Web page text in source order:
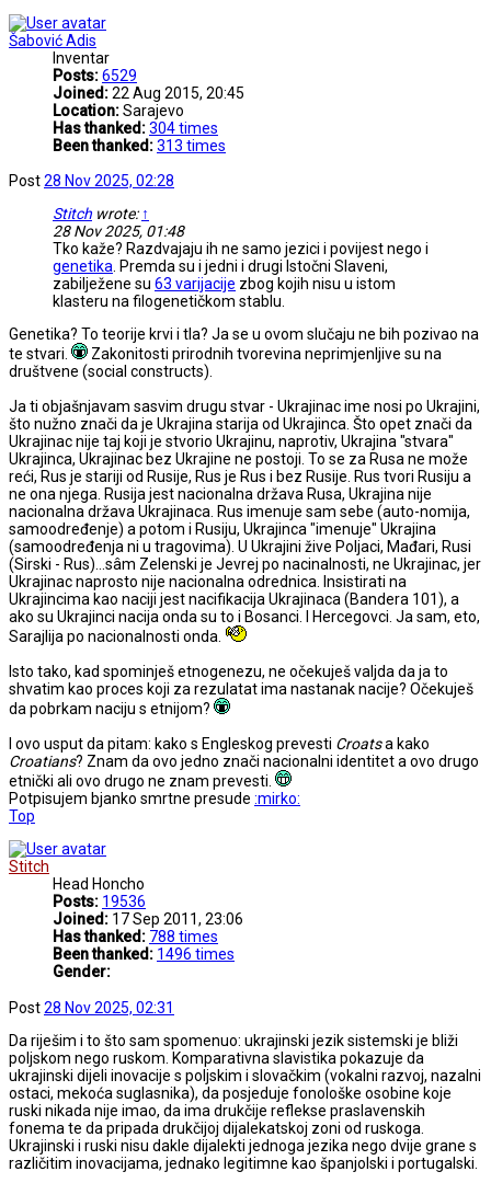
Šabović Adis
Inventar
Posts:6529
Joined:22 Aug 2015, 20:45
Location:Sarajevo
Has thanked:304 times
Been thanked:313 times
Post28 Nov 2025, 02:28
Stitch wrote: ↑
28 Nov 2025, 01:48
Tko kaže? Razdvajaju ih ne samo jezici i povijest nego i
genetika. Premda su i jedni i drugi Istočni Slaveni,
zabilježene su 63 varijacije zbog kojih nisu u istom
klasteru na filogenetičkom stablu.
Genetika? To teorije krvi i tla? Ja se u ovom slučaju ne bih pozivao na
te stvari.
Zakonitosti prirodnih tvorevina neprimjenljive su na
društvene (social constructs).
Ja ti objašnjavam sasvim drugu stvar - Ukrajinac ime nosi po Ukrajini,
što nužno znači da je Ukrajina starija od Ukrajinca. Što opet znači da
Ukrajinac nije taj koji je stvorio Ukrajinu, naprotiv, Ukrajina "stvara"
Ukrajinca, Ukrajinac bez Ukrajine ne postoji. To se za Rusa ne može
reći, Rus je stariji od Rusije, Rus je Rus i bez Rusije. Rus tvori Rusiju a
ne ona njega. Rusija jest nacionalna država Rusa, Ukrajina nije
nacionalna država Ukrajinaca. Rus imenuje sam sebe (auto-nomija,
samoodređenje) a potom i Rusiju, Ukrajinca "imenuje" Ukrajina
(samoodređenja ni u tragovima). U Ukrajini žive Poljaci, Mađari, Rusi
(Sirski - Rus)...sâm Zelenski je Jevrej po nacinalnosti, ne Ukrajinac, jer
Ukrajinac naprosto nije nacionalna odrednica. Insistirati na
Ukrajincima kao naciji jest nacifikacija Ukrajinaca (Bandera 101), a
ako su Ukrajinci nacija onda su to i Bosanci. I Hercegovci. Ja sam, eto,
Sarajlija po nacionalnosti onda.
Isto tako, kad spominješ etnogenezu, ne očekuješ valjda da ja to
shvatim kao proces koji za rezulatat ima nastanak nacije? Očekuješ
da pobrkam naciju s etnijom?
I ovo usput da pitam: kako s Engleskog prevesti Croatsa kako
Croatians? Znam da ovo jedno znači nacionalni identitet a ovo drugo
etnički ali ovo drugo ne znam prevesti.
Potpisujem bjanko smrtne presude :mirko:
Top
Stitch
Head Honcho
Posts: 19536
Joined: 17 Sep 2011, 23:06
Has thanked: 788 times
Been thanked: 1496 times
Gender:
Post28 Nov 2025, 02:31
Da riješim i to što sam spomenuo: ukrajinski jezik sistemski je bliži
poljskom nego ruskom. Komparativna slavistika pokazuje da
ukrajinski dijeli inovacije s poljskim i slovačkim (vokalni razvoj, nazalni
ostaci, mekoća suglasnika), da posjeduje fonološke osobine koje
ruski nikada nije imao, da ima drukčije reflekse praslavenskih
fonema te da pripada drukčijoj dijalekatskoj zoni od ruskoga.
Ukrajinski i ruski nisu dakle dijalekti jednoga jezika nego dvije grane s
različitim inovacijama, jednako legitimne kao španjolski i portugalski.